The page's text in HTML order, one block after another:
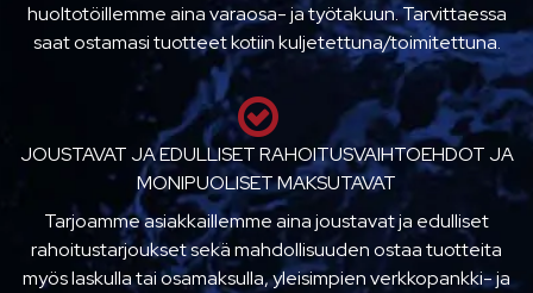
huoltotöillemme aina varaosa- ja työtakuun. Tarvittaessa
saat ostamasi tuotteet kotiin kuljetettuna/toimitettuna.
JOUSTAVAT JA EDULLISET RAHOITUSVAIHTOEHDOT JA
MONIPUOLISET MAKSUTAVAT
Tarjoamme asiakkaillemme aina joustavat ja edulliset
rahoitustarjoukset sekä mahdollisuuden ostaa tuotteita
myös laskulla tai osamaksulla, yleisimpien verkkopankki- ja